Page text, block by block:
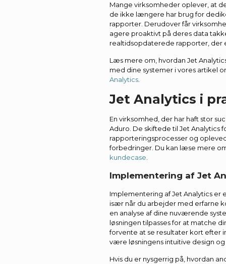
Mange virksomheder oplever, at
de ikke længere har brug for
rapporter. Derudover får
agere proaktivt på deres data
realtidsopdaterede rapporter,
Læs mere om, hvordan Jet
med dine systemer i vores artikel
Analytics
Jet Analytics i
En virksomhed, der har haft stor
Aduro. De skiftede til Jet Analytics
rapporteringsprocesser og
forbedringer. Du kan læse mere
kundecase
Implementering af Jet
Implementering af Jet Analytics er
især når du arbejder med erfarne
en analyse af dine nuværende
løsningen tilpasses for at matche
forvente at se resultater kort efter
være løsningens intuitive design
Hvis du er nysgerrig på, hvordan